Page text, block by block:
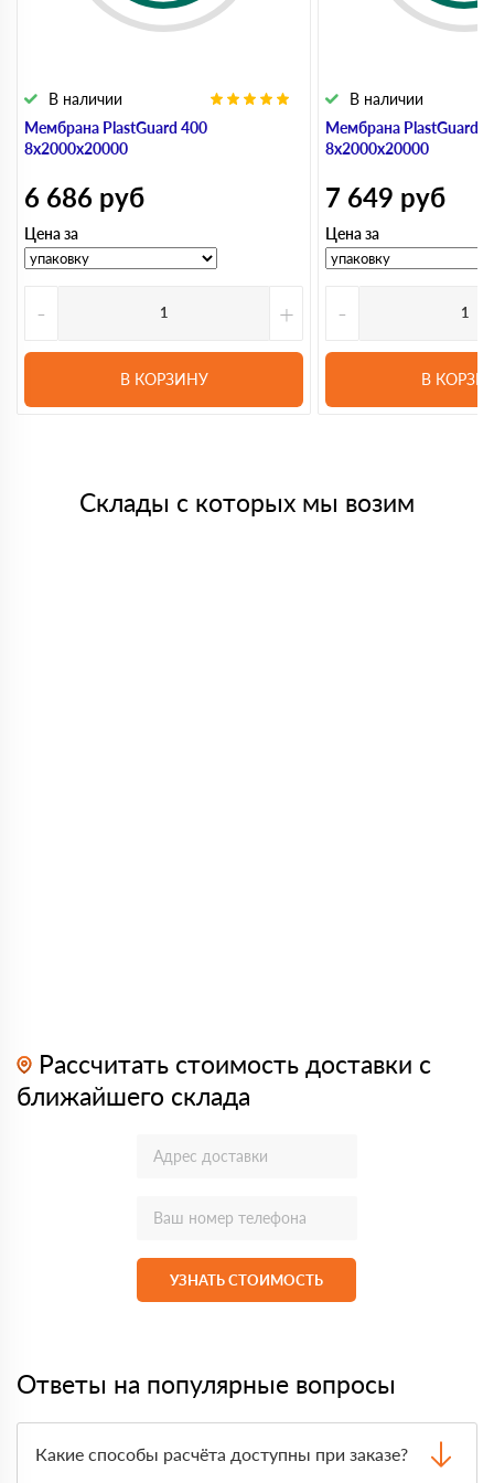
Мембрана PlastGuard 400
8х2000х20000
В наличии
6 686 руб
Цена за
- +
В КОРЗИНУ
Мембрана PlastGuard
8х2000х20000
В наличии
7 649 руб
Цена за
-
В
Склады с которых мы возим
Рассчитать стоимость доставки с
ближайшего склада
УЗНАТЬ СТОИМОСТЬ
Ответы на популярные вопросы
Какие способы расчёта доступны при заказе?